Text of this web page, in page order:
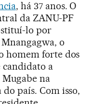
, há 37 anos. O
da ZANU-PF
lo por
o
homem forte dos
candidato a
Mugabe na
país. Com isso,